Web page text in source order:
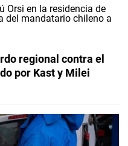
regional contra el
por Kast y Milei